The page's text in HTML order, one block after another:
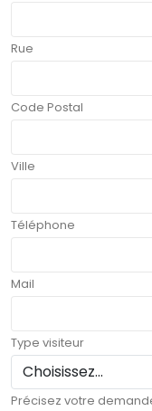
Rue
Code Postal
Ville
Téléphone
Mail
Type visiteur
Précisez votre